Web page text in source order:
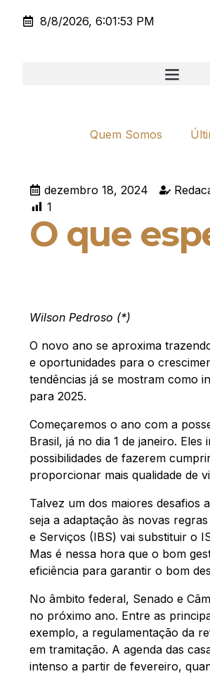
8/8/2026, 6:01:53 PM
Quem Somos
dezembro 18, 2024
1
O que
Wilson Pedroso (*)
O novo ano se aproxima
e oportunidades para o
tendências já se mostram como
para 2025.
Começaremos o ano com a
Brasil, já no dia 1 de janeiro.
possibilidades de fazerem
proporcionar mais qualidade de
Talvez um dos maiores desafios
seja a adaptação às novas
e Serviços (IBS) vai substituir o
Mas é nessa hora que o bom
eficiência para garantir o bom
No âmbito federal, Senado e
no próximo ano. Entre as
exemplo, a regulamentação da
em tramitação. A agenda das
intenso a partir de fevereiro,